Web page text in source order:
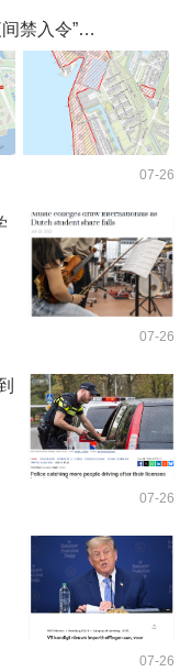
禁入令”…
07-26
07-26
07-26
07-26